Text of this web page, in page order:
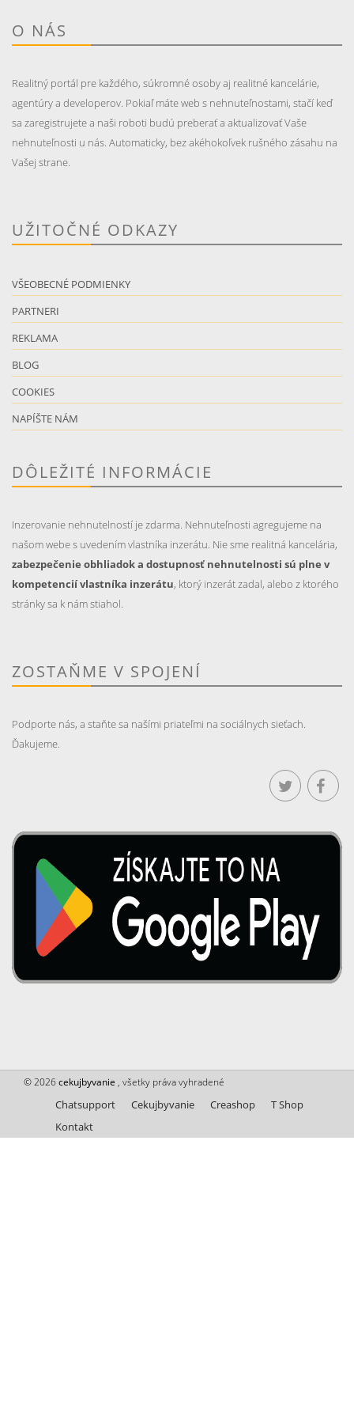
O NÁS
Realitný portál pre každého, súkromné osoby aj realitné kancelárie,
agentúry a developerov. Pokiaľ máte web s nehnuteľnostami, stačí keď
sa zaregistrujete a naši roboti budú preberať a aktualizovať Vaše
nehnuteľnosti u nás. Automaticky, bez akéhokoľvek rušného zásahu na
Vašej strane.
UŽITOČNÉ ODKAZY
VŠEOBECNÉ PODMIENKY
PARTNERI
REKLAMA
BLOG
COOKIES
NAPÍŠTE NÁM
DÔLEŽITÉ INFORMÁCIE
Inzerovanie nehnutelností je zdarma. Nehnuteľnosti agregujeme na
našom webe s uvedením vlastníka inzerátu. Nie sme realitná kancelária,
zabezpečenie obhliadok a dostupnosť nehnutelnosti sú plne v
kompetencií vlastníka inzerátu, ktorý inzerát zadal, alebo z ktorého
stránky sa k nám stiahol.
ZOSTAŇME V SPOJENÍ
Podporte nás, a staňte sa našími priateľmi na sociálnych sieťach.
Ďakujeme.
© 2026cekujbyvanie , všetky práva vyhradené
Chatsupport Cekujbyvanie Creashop
T Shop
Kontakt